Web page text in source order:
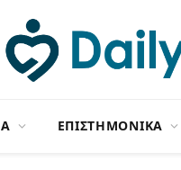
ΕΠΙΣΤΗΜΟΝΙΚΑ